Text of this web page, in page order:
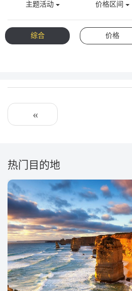
Guaranteed fish
主题活动 价格区间
综合 价格
«
热门目的地